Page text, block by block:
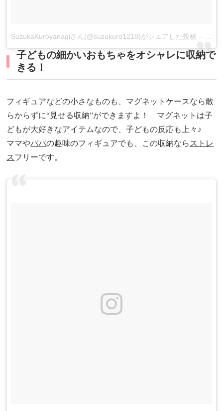
SuzukaKuroyanagiさん(@suzukuro1218)がシェアした投稿 –
子どもの細かいおもちゃをオシャレに収納で
きる！
フィギュアなどの小さなものも、マグネットケースなら散
らからずに“見せる収納”ができますよ！ マグネットは子
どもが大好きなアイテムなので、子どもの反応も上々♪
ママやパパの趣味のフィギュアでも、この収納なら ストレ
スフリーです。